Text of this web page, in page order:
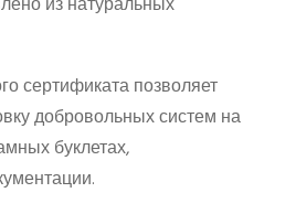
из натуральных
сертификата позволяет
добровольных систем на
буклетах,